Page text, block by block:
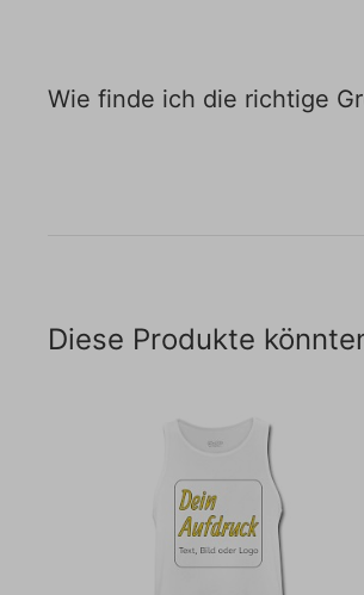
Wie finde ich die richtige
Diese Produkte